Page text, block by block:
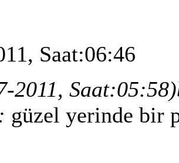
Saat:06:46
2011, Saat:05:58)
güzel yerinde bir